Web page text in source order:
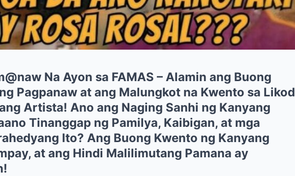
Na Ayon sa FAMAS – Alamin ang Buong
Pagpanaw at ang Malungkot na Kwento sa Likod
Artista! Ano ang Naging Sanhi ng Kanyang
Tinanggap ng Pamilya, Kaibigan, at mga
Ito? Ang Buong Kwento ng Kanyang
at ang Hindi Malilimutang Pamana ay